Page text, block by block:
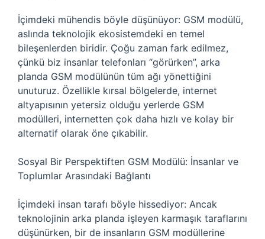
İçimdeki mühendis böyle düşünüyor: GSM modülü,
aslında teknolojik ekosistemdeki en temel
bileşenlerden biridir. Çoğu zaman fark edilmez,
çünkü biz insanlar telefonları “görürken”, arka
planda GSM modülünün tüm ağı yönettiğini
unuturuz. Özellikle kırsal bölgelerde, internet
altyapısının yetersiz olduğu yerlerde GSM
modülleri, internetten çok daha hızlı ve kolay bir
alternatif olarak öne çıkabilir.
Sosyal Bir Perspektiften GSM Modülü: İnsanlar ve
Toplumlar Arasındaki Bağlantı
İçimdeki insan tarafı böyle hissediyor: Ancak
teknolojinin arka planda işleyen karmaşık taraflarını
düşünürken, bir de insanların GSM modüllerine